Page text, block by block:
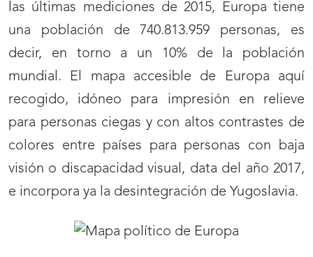
las últimas mediciones de 2015, Europa tiene
una población de 740.813.959 personas, es
decir, en torno a un 10% de la población
mundial. El mapa accesible de Europa aquí
recogido, idóneo para impresión en relieve
para personas ciegas y con altos contrastes de
colores entre países para personas con baja
visión o discapacidad visual, data del año 2017,
e incorpora ya la desintegración de Yugoslavia.